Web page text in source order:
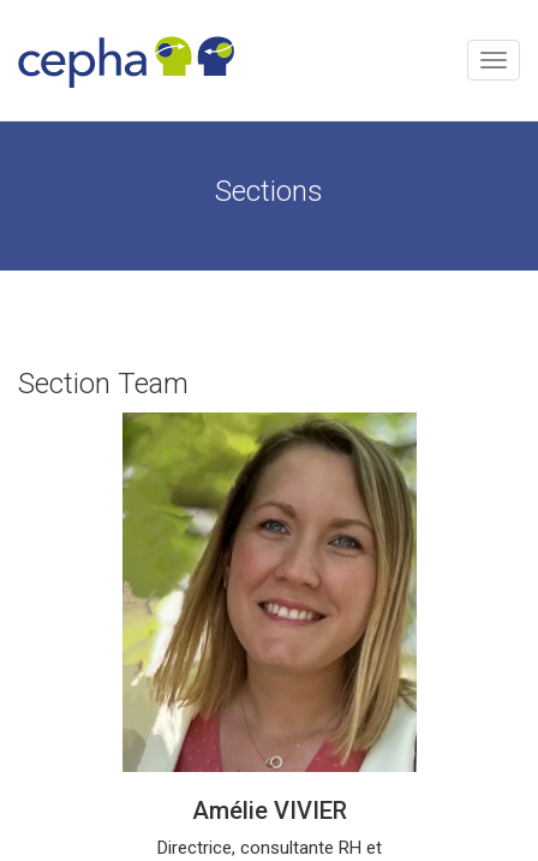
contenu
Menu
Sections
Section Team
Amélie VIVIER
Directrice, consultante RH et